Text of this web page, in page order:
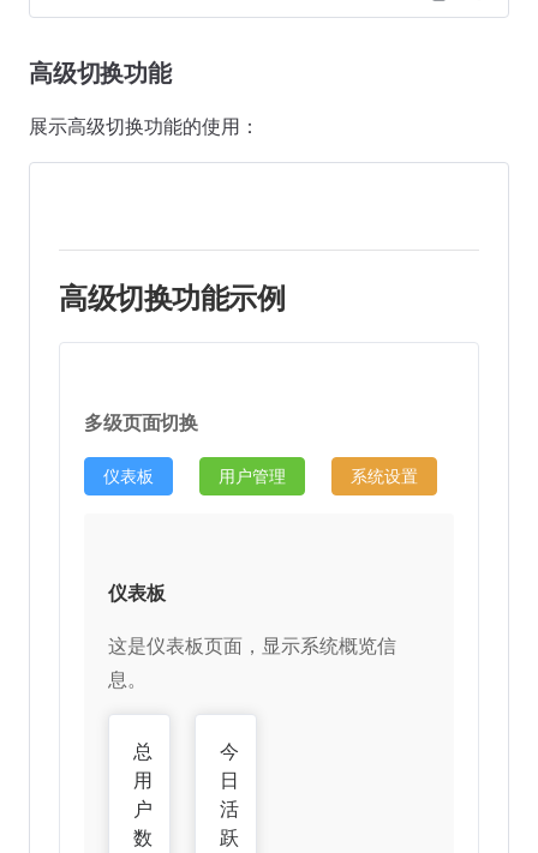
高级切换功能
展示高级切换功能的使用：
高级切换功能示例
多级页面切换
仪表板 用户管理 系统设置
仪表板
这是仪表板页面，显示系统概览信
息。
总
用
户
数
今
日
活
跃